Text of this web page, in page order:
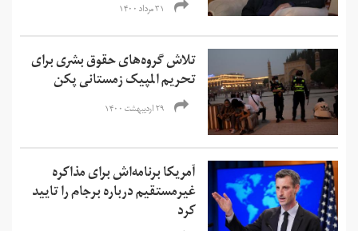
۳۱ مرداد ۱۴۰۰
تلاش گروه‌های حقوق بشری برای
تحریم المپیک زمستانی پکن
۲۹ اردیبهشت ۱۴۰۰
آمریکا برنامه‌اش برای مذاکره
غیرمستقیم درباره برجام را تایید
کرد